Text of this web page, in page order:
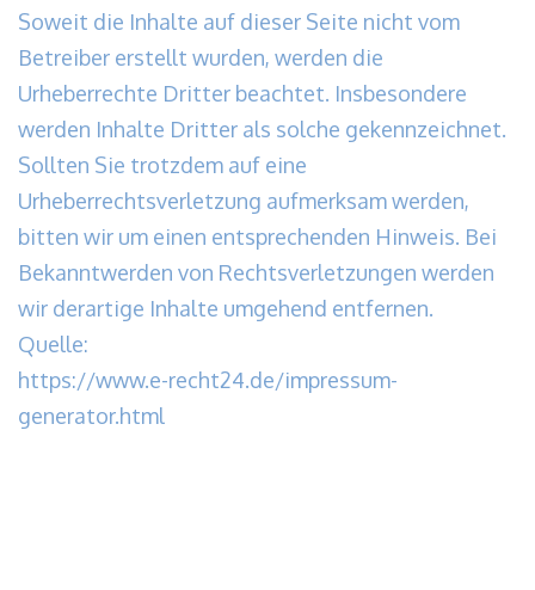
Soweit die Inhalte auf dieser Seite nicht vom
Betreiber erstellt wurden, werden die
Urheberrechte Dritter beachtet. Insbesondere
werden Inhalte Dritter als solche gekennzeichnet.
Sollten Sie trotzdem auf eine
Urheberrechtsverletzung aufmerksam werden,
bitten wir um einen entsprechenden Hinweis. Bei
Bekanntwerden von Rechtsverletzungen werden
wir derartige Inhalte umgehend entfernen.
Quelle:
https://www.e-recht24.de/impressum-
generator.html